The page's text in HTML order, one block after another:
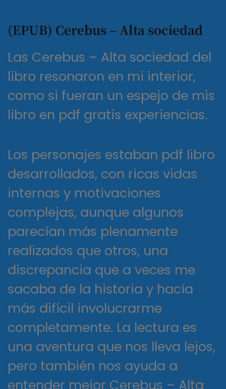
(EPUB) Cerebus – Alta sociedad
Las Cerebus – Alta sociedad del
libro resonaron en mi interior,
como si fueran un espejo de mis
libro en pdf gratis experiencias.
Los personajes estaban pdf libro
desarrollados, con ricas vidas
internas y motivaciones
complejas, aunque algunos
parecían más plenamente
realizados que otros, una
discrepancia que a veces me
sacaba de la historia y hacía
más difícil involucrarme
completamente. La lectura es
una aventura que nos lleva lejos,
pero también nos ayuda a
entender mejor Cerebus – Alta